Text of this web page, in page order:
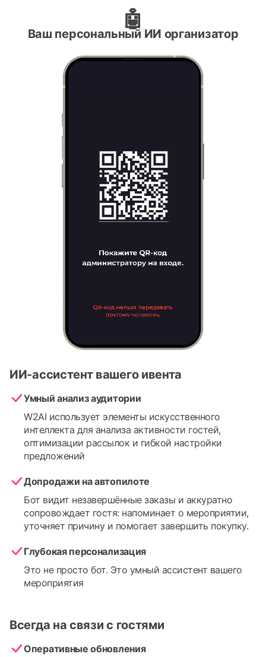
🤖
Ваш персональный ИИ организатор
ИИ-ассистент вашего ивента
Умный анализ аудитории
W2AI использует элементы искусственного
интеллекта для анализа активности гостей,
оптимизации рассылок и гибкой настройки
предложений
Допродажи на автопилоте
Бот видит незавершённые заказы и аккуратно
сопровождает гостя: напоминает о мероприятии,
уточняет причину и помогает завершить покупку.
Глубокая персонализация
Это не просто бот. Это умный ассистент вашего
мероприятия
Всегда на связи с гостями
Оперативные обновления